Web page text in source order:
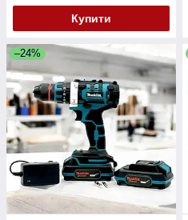
Купити
–24%